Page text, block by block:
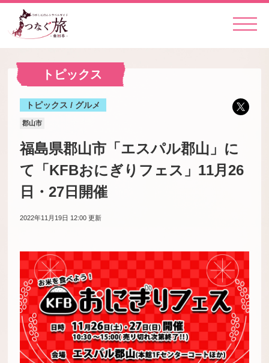
トピックス
トピックス / グルメ
郡山市
福島県郡山市「エスパル郡山」に
て「KFBおにぎりフェス」11月26
日・27日開催
2022年11月19日 12:00 更新